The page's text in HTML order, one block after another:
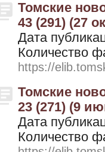
Томские
43 (291) (27
Дата
Количество
https://
Томские
23 (271) (9
Дата
Количество